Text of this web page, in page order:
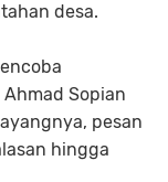
desa.
Sopian
pesan
hingga